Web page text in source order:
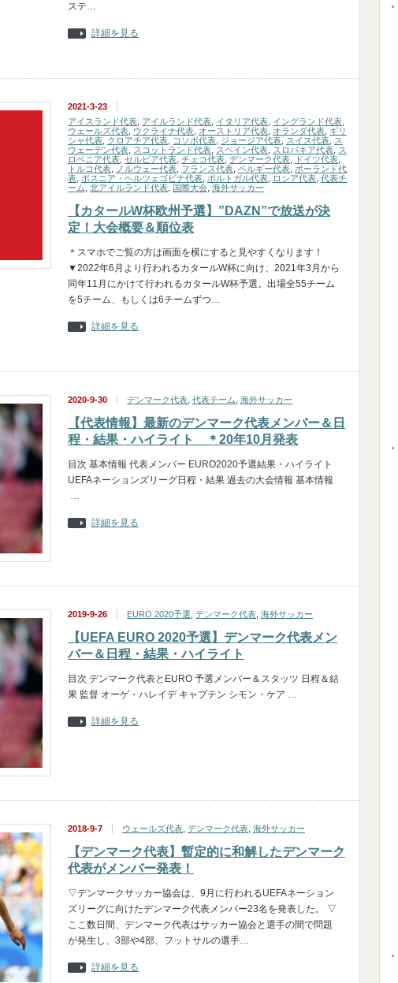
ステ…
詳細を見る
2021-3-23
アイスランド代表 アイルランド代表 イタリア代表 イングランド代表
ウェールズ代表 ウクライナ代表 オーストリア代表 オランダ代表 ギリ
シャ代表 クロアチア代表 コソボ代表 ジョージア代表 スイス代表 ス
ウェーデン代表 スコットランド代表 スペイン代表 スロバキア代表 ス
ロベニア代表 セルビア代表 チェコ代表 デンマーク代表 ドイツ代表
トルコ代表
ノルウェー代表 フランス代表 ベルギー代表 ポーランド代
表 ボスニア・ヘルツェゴビナ代表 ポルトガル代表 ロシア代表 代表チ
ーム 北アイルランド代表 国際大会 海外サッカー
【カタールW杯欧州予選】”DAZN”で放送が決
定！大会概要＆順位表
＊スマホでご覧の方は画面を横にすると見やすくなります！
▼2022年6月より行われるカタールW杯に向け、2021年3月から
同年11月にかけて行われるカタールW杯予選。出場全55チーム
を5チーム、もしくは6チームずつ…
詳細を見る
2020-9-30 デンマーク代表 代表チーム 海外サッカー
【代表情報】最新のデンマーク代表メンバー＆日
程・結果・ハイライト ＊20年10月発表
目次 基本情報 代表メンバー EURO2020予選結果・ハイライト
UEFAネーションズリーグ日程・結果 過去の大会情報 基本情報
…
詳細を見る
2019-9-26 EURO 2020予選 デンマーク代表 海外サッカー
【UEFA EURO 2020予選】デンマーク代表メン
バー＆日程・結果・ハイライト
目次 デンマーク代表とEURO 予選メンバー＆スタッツ 日程＆結
果 監督 オーゲ・ハレイデ キャプテン シモン・ケア …
詳細を見る
2018-9-7 ウェールズ代表 デンマーク代表 海外サッカー
【デンマーク代表】暫定的に和解したデンマーク
代表がメンバー発表！
▽デンマークサッカー協会は、9月に行われるUEFAネーション
ズリーグに向けたデンマーク代表メンバー23名を発表した。 ▽
ここ数日間、デンマーク代表はサッカー協会と選手の間で問題
が発生し、3部や4部、フットサルの選手…
詳細を見る